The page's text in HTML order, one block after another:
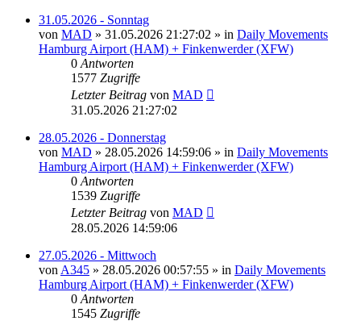
31.05.2026 - Sonntag
von MAD » 31.05.2026 21:27:02 » in Daily Movements
Hamburg Airport (HAM) + Finkenwerder (XFW)
0 Antworten
1577 Zugriffe
Letzter Beitrag von MAD
31.05.2026 21:27:02
28.05.2026 - Donnerstag
von MAD » 28.05.2026 14:59:06 » in Daily Movements
Hamburg Airport (HAM) + Finkenwerder (XFW)
0 Antworten
1539 Zugriffe
Letzter Beitrag von MAD
28.05.2026 14:59:06
27.05.2026 - Mittwoch
von A345 » 28.05.2026 00:57:55 » in Daily Movements
Hamburg Airport (HAM) + Finkenwerder (XFW)
0 Antworten
1545 Zugriffe